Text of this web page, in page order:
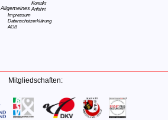
Allgemeines
Kontakt
Anfahrt
Impressum
Datenschutzerklärung
AGB
Mitgliedschaften: